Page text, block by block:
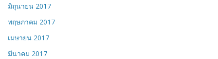
มิถุนายน 2017
พฤษภาคม 2017
เมษายน 2017
มีนาคม 2017